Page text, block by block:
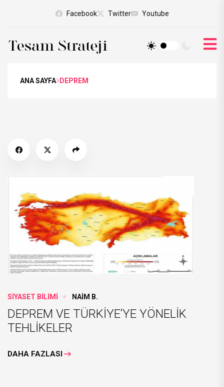
Facebook Twitter Youtube
ANA SAYFA DEPREM
SİYASET BİLİMİ NAİM B.
DEPREM VE TÜRKİYE’YE YÖNELİK
TEHLİKELER
DAHA FAZLASI